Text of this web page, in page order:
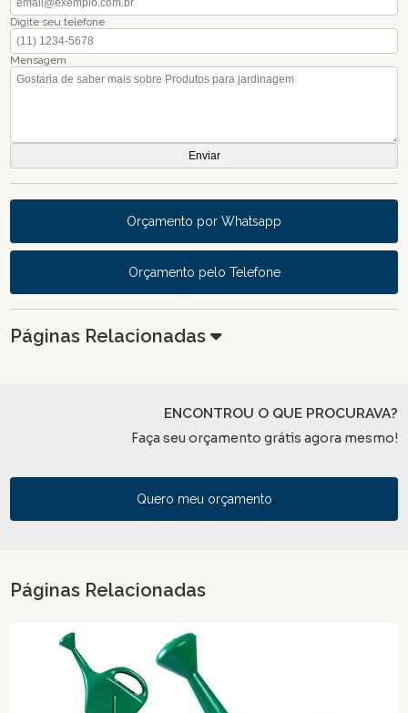
Digite seu telefone
Mensagem
Orçamento por Whatsapp
Orçamento pelo Telefone
Páginas Relacionadas
ENCONTROU O QUE PROCURAVA?
Faça seu orçamento grátis agora mesmo!
Quero meu orçamento
Páginas Relacionadas